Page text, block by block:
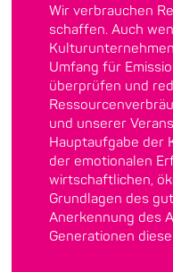
Wir verbrauchen
schaffen. Auch
Umfang für
überprüfen und
und unserer
Hauptaufgabe der
der emotionalen
wirtschaftlichen,
Grundlagen des
Anerkennung des
Generationen